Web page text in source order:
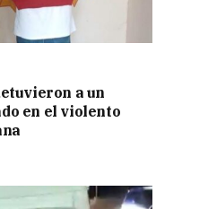
a un
en el violento